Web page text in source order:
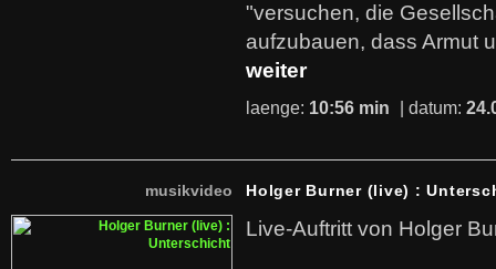
"versuchen, die
aufzubauen, dass Armut
weiter
laenge: 10:56 min | datum:
musikvideo Holger Burner (live) :
Live-Auftritt von Holger